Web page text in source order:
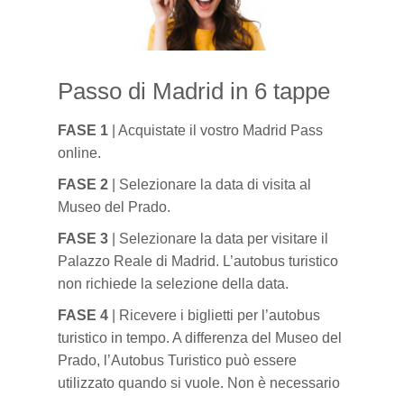
Passo di Madrid in 6 tappe
FASE 1 | Acquistate il vostro Madrid Pass
online.
FASE 2 | Selezionare la data di visita al
Museo del Prado.
FASE 3 | Selezionare la data per visitare il
Palazzo Reale di Madrid. L’autobus turistico
non richiede la selezione della data.
FASE 4 | Ricevere i biglietti per l’autobus
turistico in tempo. A differenza del Museo del
Prado, l’Autobus Turistico può essere
utilizzato quando si vuole. Non è necessario